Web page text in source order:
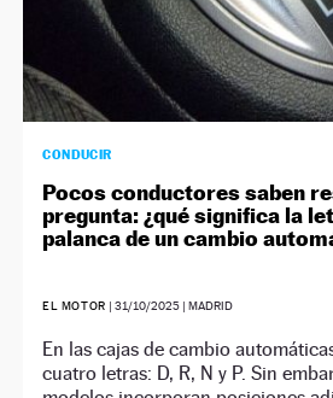
CONDUCIR
Pocos conductores saben
pregunta: ¿qué significa la
palanca de un cambio
EL MOTOR | 31/10/2025| MADRID
En las cajas de cambio
cuatro letras: D, R, N y P. Sin